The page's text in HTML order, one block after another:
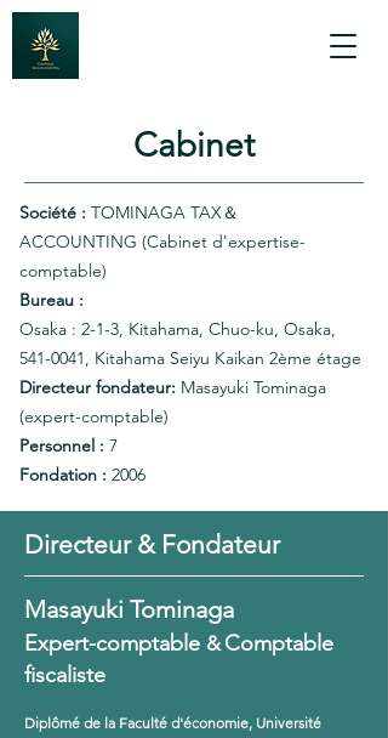
Cabinet
Société : TOMINAGA TAX＆
ACCOUNTING (Cabinet d'expertise-
comptable)
Bureau :
Osaka : 2-1-3, Kitahama, Chuo-ku, Osaka,
541-0041, Kitahama Seiyu Kaikan 2ème étage
Directeur fondateur: Masayuki Tominaga
(expert-comptable)
Personnel : 7
Fondation : 2006
Directeur & Fondateur
Masayuki Tominaga
Expert-comptable & Comptable
fiscaliste
Diplômé de la Faculté d'économie, Université